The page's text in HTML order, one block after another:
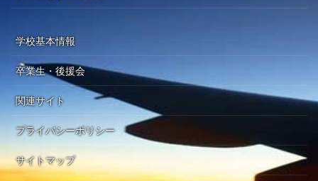
学校基本情報
卒業生・後援会
関連サイト
プライバシーポリシー
サイトマップ